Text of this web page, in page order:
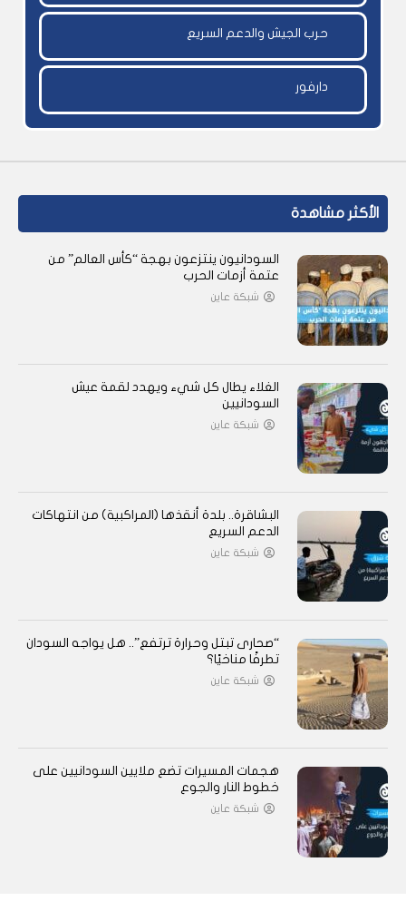
حرب الجيش والدعم السريع
دارفور
الأكثر مشاهدة
السودانيون ينتزعون بهجة “كأس العالم” من
عتمة أزمات الحرب
شبكة عاين
الغلاء يطال كل شيء ويهدد لقمة عيش
السودانيين
شبكة عاين
البشاقرة.. بلدة أنقذها (المراكبية) من انتهاكات
الدعم السريع
شبكة عاين
“صحارى تبتل وحرارة ترتفع”.. هل يواجه السودان
تطرفًا مناخيًا؟
شبكة عاين
هجمات المسيرات تضع ملايين السودانيين على
خطوط النار والجوع
شبكة عاين